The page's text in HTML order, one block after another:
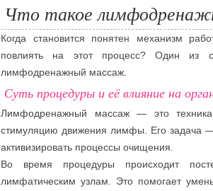
Что такое
Когда становится понятен механизм
повлиять на этот процесс? Один из
лимфодренажный массаж.
Суть процедуры и её влияние на
Лимфодренажный массаж — это техника
стимуляцию движения лимфы. Его задача —
активизировать процессы очищения.
Во время процедуры происходит
лимфатическим узлам. Это помогает